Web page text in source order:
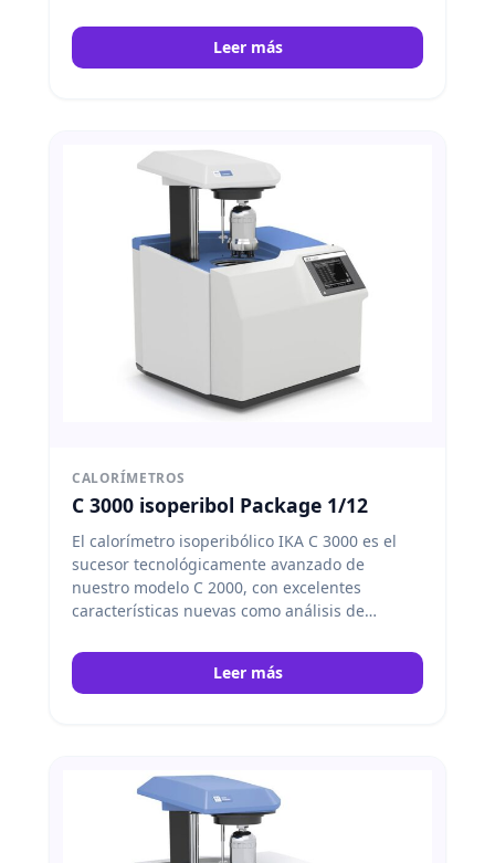
recipiente de descomposición esférico para
una transferencia de calor más rápida y una
automáticos. IKA
Leer más
CALORÍMETROS
C 3000 isoperibol Package 1/12
El calorímetro isoperibólico IKA C 3000 es el
sucesor tecnológicamente avanzado de
nuestro modelo C 2000, con excelentes
características nuevas como análisis de
descomposición esférico para una
transferencia de calor más rápida y una
están completamente automatizados. IKA
Leer más